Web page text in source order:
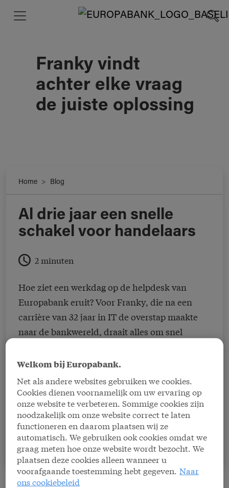
Franky vindt
achter elke vraag
de juiste oplossing
Home Blog
Franky vindt achter elke vraag de juiste oplossing
Al drie jaar een snelle
schakel voor handelaars
2 minuten
Hoe ziet een werkdag op de helpdesk van
Europabank eruit? Voor Franky, die na een
carrière van 32 jaar in IT de overstap maakte
naar de bankwereld, draait alles om snel
meteen helpen. Of het nu gaat om technische
of praktische vragen rond betaalterminals: elke
oproep is een nieuwe puzzel. En die legt
Franky met plezier samen met een team waar
je altijd op kan rekenen.
Welkom bij Europabank.
Net als andere websites gebruiken we cookies.
Cookies dienen voornamelijk om uw ervaring op
onze website te verbeteren. Sommige cookies zijn
noodzakelijk om onze website correct te laten
functioneren en daarom plaatsen wij ze
automatisch. We gebruiken ook cookies omdat we
graag meten hoe onze website wordt bezocht. We
plaatsen deze cookies alleen wanneer u
voorafgaande toestemming hebt gegeven. Naar
ons cookiebeleid